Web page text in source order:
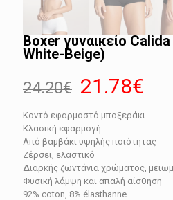
Boxer γυναικείο
White-Beige)
24.20€ Original
price
was:
24.20€.
21.78€
Κοντό εφαρμοστό μποξεράκι.
Κλασική εφαρμογή
Από βαμβάκι υψηλής ποιότητας
Ζέρσεϊ, ελαστικό
Διαρκής ζωντάνια χρώματος,
Φυσική λάμψη και απαλή αίσθηση
92% coton, 8% élasthanne